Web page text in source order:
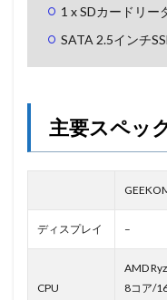
1 x SDカードリー
SATA 2.5インチ
主要スペッ
ディスプレイ –
CPU
AMD
8コア/